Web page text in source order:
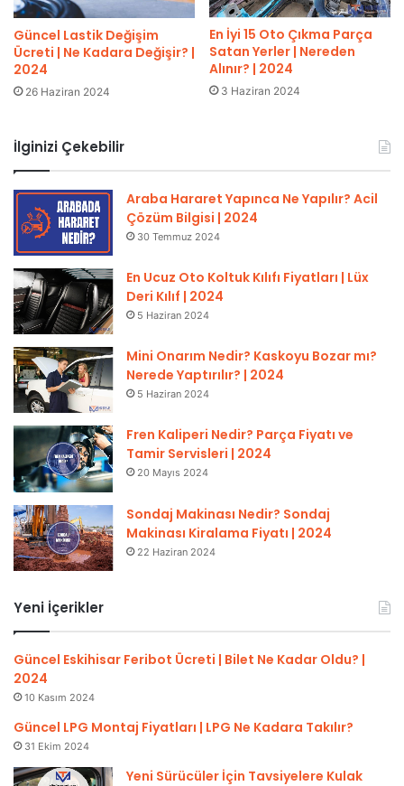
Güncel Lastik Değişim
Ücreti | Ne Kadara Değişir? |
2024
26 Haziran 2024
En İyi 15 Oto Çıkma Parça
Satan Yerler | Nereden
Alınır? | 2024
3 Haziran 2024
İlginizi Çekebilir
Araba Hararet Yapınca Ne Yapılır? Acil
Çözüm Bilgisi | 2024
30 Temmuz 2024
En Ucuz Oto Koltuk Kılıfı Fiyatları | Lüx
Deri Kılıf | 2024
5 Haziran 2024
Mini Onarım Nedir? Kaskoyu Bozar mı?
Nerede Yaptırılır? | 2024
5 Haziran 2024
Fren Kaliperi Nedir? Parça Fiyatı ve
Tamir Servisleri | 2024
20 Mayıs 2024
Sondaj Makinası Nedir? Sondaj
Makinası Kiralama Fiyatı | 2024
22 Haziran 2024
Yeni İçerikler
Güncel Eskihisar Feribot Ücreti | Bilet Ne Kadar Oldu? |
2024
10 Kasım 2024
Güncel LPG Montaj Fiyatları | LPG Ne Kadara Takılır?
31 Ekim 2024
Yeni Sürücüler İçin Tavsiyelere Kulak